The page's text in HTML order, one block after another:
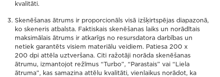
kvalitāti.
Skenēšanas ātrums ir proporcionāls visā izšķirtspējas diapazonā,
ko skeneris atbalsta. Faktiskais skenēšanas laiks un norādītais
maksimālais ātrums ir atkarīgs no resursdatora darbības un
netiek garantēts visiem materiālu veidiem. Patiesa 200 x
200 dpi attēla uztveršana. Citi ražotāji norāda skenēšanas
ātrumu, izmantojot režīmus “Turbo”, “Parastais” vai “Liela
ātruma”, kas samazina attēlu kvalitāti, vienlaikus norādot, ka